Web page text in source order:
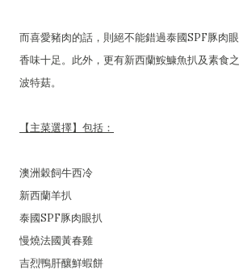
而喜愛豬肉的話，則絕不能錯過泰國SPF豚肉
香味十足。此外，更有新西蘭鮟鱇魚扒及素食
波特菇。
【主菜選擇】包括：
澳洲穀飼牛西冷
新西蘭羊扒
泰國SPF豚肉眼扒
慢燒法國黃春雞
吉烈鴨肝釀鮮蝦餅